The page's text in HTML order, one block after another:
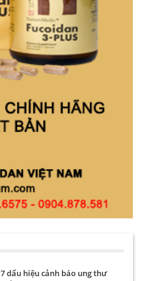
7 dấu hiệu cảnh báo ung thư